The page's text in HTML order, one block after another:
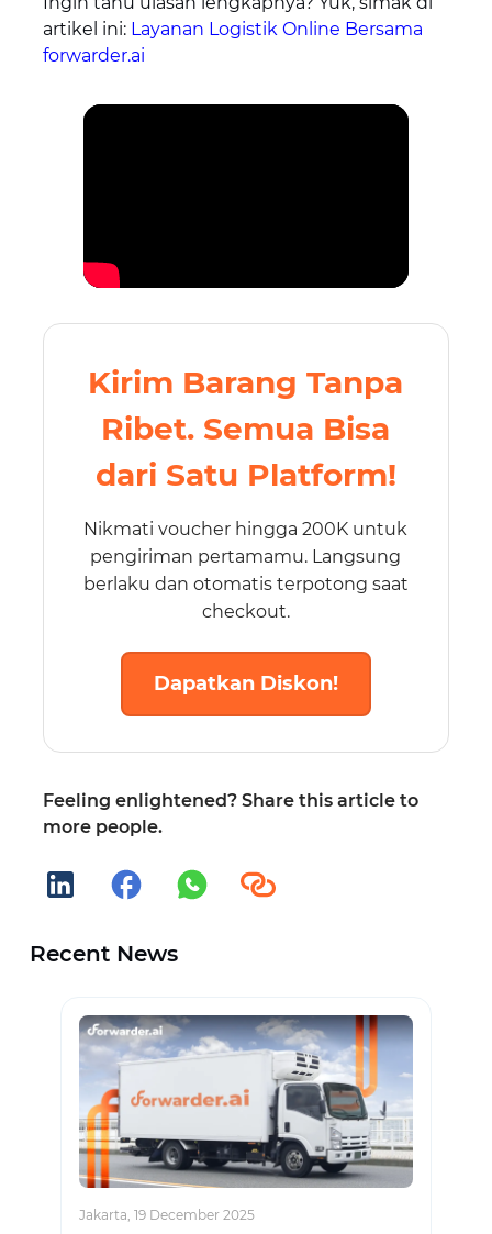
artikel ini: Layanan Logistik Online Bersama
forwarder.ai
Kirim Barang Tanpa
Ribet. Semua Bisa
dari Satu Platform!
Nikmati voucher hingga 200K untuk
pengiriman pertamamu. Langsung
berlaku dan otomatis terpotong saat
checkout.
Dapatkan Diskon!
Feeling enlightened? Share this article to
more people.
Recent News
Jakarta, 19 December 2025